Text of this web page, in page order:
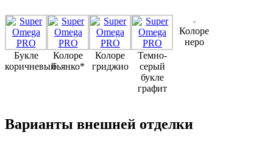
Букле
коричневый
Колоре
бьянко*
Колоре
гриджио
Темно-
серый
букле
графит
Колоре
неро
Варианты внешней отделки